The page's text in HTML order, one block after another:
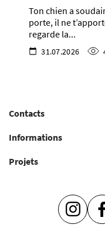
Ton chien a
porte, il ne
regarde la...
31.07.2026
Contacts
+38 (073) 606 74 43
C’est si facile d’être
Informations
Conditions générales
Projets
Salons de toilettage
Académie de toilettage